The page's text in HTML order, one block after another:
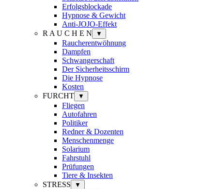
Erfolgsblockade
Hypnose & Gewicht
Anti-JOJO-Effekt
R A U C H E N
▼
Raucherentwöhnung
Dampfen
Schwangerschaft
Der Sicherheitsschirm
Die Hypnose
Kosten
FURCHT
▼
Fliegen
Autofahren
Politiker
Redner & Dozenten
Menschenmenge
Solarium
Fahrstuhl
Prüfungen
Tiere & Insekten
STRESS
▼